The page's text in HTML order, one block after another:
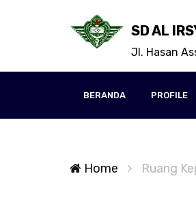
SD AL
Jl. Hasan
BERANDA PROFILE
Home Ruang